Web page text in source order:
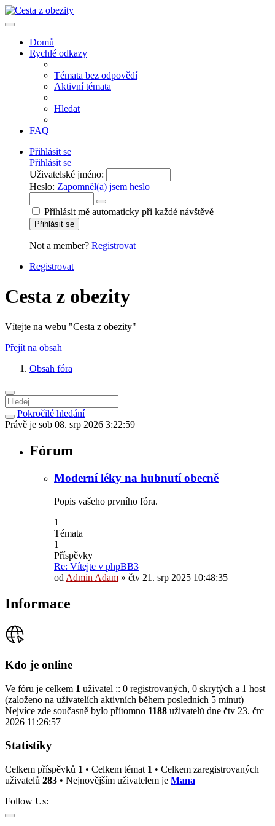
Domů
Rychlé odkazy
Témata bez odpovědí
Aktivní témata
Hledat
FAQ
Přihlásit se
Přihlásit se
Uživatelské jméno:
Heslo: Zapomněl(a) jsem heslo
Přihlásit mě automaticky při každé návštěvě
Přihlásit se
Not a member? Registrovat
Registrovat
Cesta z obezity
Vítejte na webu "Cesta z obezity"
Přejít na obsah
Obsah fóra
Pokročilé hledání
Právě je sob 08. srp 2026 3:22:59
Fórum
Moderní léky na hubnutí obecně
Popis vašeho prvního fóra.
1
Témata
1
Příspěvky
Re: Vítejte v phpBB3
odAdmin Adam » čtv 21. srp 2025 10:48:35
Informace
Kdo je online
Ve fóru je celkem 1 uživatel :: 0 registrovaných, 0 skrytých a 1 host
(založeno na uživatelích aktivních během posledních 5 minut)
Nejvíce zde současně bylo přítomno 1188 uživatelů dne čtv 23. črc
2026 11:26:57
Statistiky
Celkem příspěvků 1 • Celkem témat 1 • Celkem zaregistrovaných
uživatelů 283 • Nejnovějším uživatelem je Mana
Follow Us: